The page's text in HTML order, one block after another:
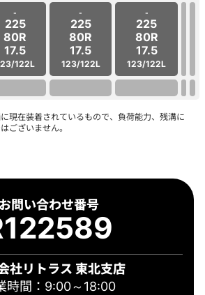
お問い合わせ番号
社リトラス 東北支店
時間：9:00～18:00
-
225
80R
17.5
122L
-
225
80R
17.5
123/122L
-
225
80R
17.5
123/122L
現在装着されているもので、負荷能力、残溝に
ございません。